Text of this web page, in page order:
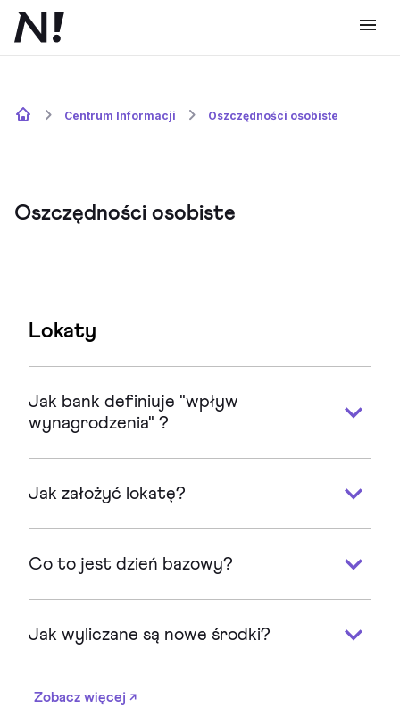
Centrum Informacji Oszczędności osobiste
Oszczędności osobiste
Lokaty
Jak bank definiuje "wpływ
wynagrodzenia" ?
Jak założyć lokatę?
Co to jest dzień bazowy?
Jak wyliczane są nowe środki?
Zobacz więcej ↗